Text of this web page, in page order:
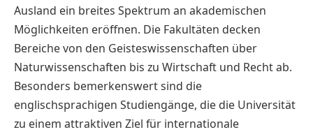
Ausland ein breites Spektrum an akademischen
Möglichkeiten eröffnen. Die Fakultäten decken
Bereiche von den Geisteswissenschaften über
Naturwissenschaften bis zu Wirtschaft und Recht ab.
Besonders bemerkenswert sind die
englischsprachigen Studiengänge, die die Universität
zu einem attraktiven Ziel für internationale